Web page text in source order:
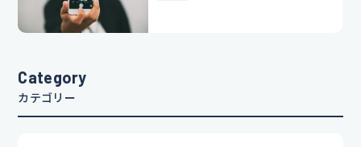
Category
カテゴリー